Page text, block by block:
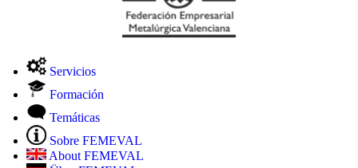
Servicios
Formación
Temáticas
Sobre FEMEVAL
About FEMEVAL